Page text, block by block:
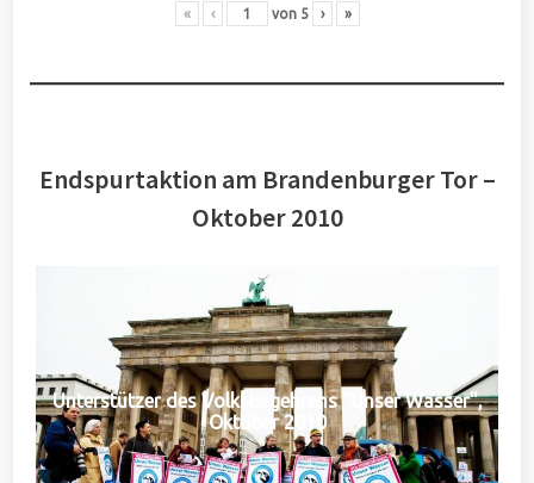
« ‹ von 5 › »
Endspurtaktion am Brandenburger Tor –
Oktober 2010
Unterstützer des Volksbegehrens "Unser Wasser",
Oktober 2010